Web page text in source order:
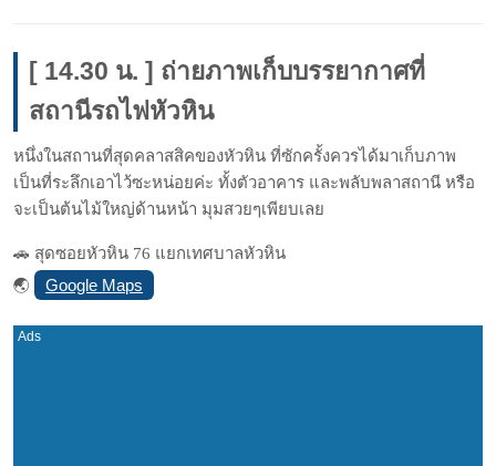
[ 14.30 น. ] ถ่ายภาพเก็บบรรยากาศที่
สถานีรถไฟหัวหิน
หนึ่งในสถานที่สุดคลาสสิคของหัวหิน ที่ซักครั้งควรได้มาเก็บภาพ
เป็นที่ระลึกเอาไว้ซะหน่อยค่ะ ทั้งตัวอาคาร และพลับพลาสถานี หรือ
จะเป็นต้นไม้ใหญ่ด้านหน้า มุมสวยๆเพียบเลย
🚗 สุดซอยหัวหิน 76 แยกเทศบาลหัวหิน
🌏
Google Maps